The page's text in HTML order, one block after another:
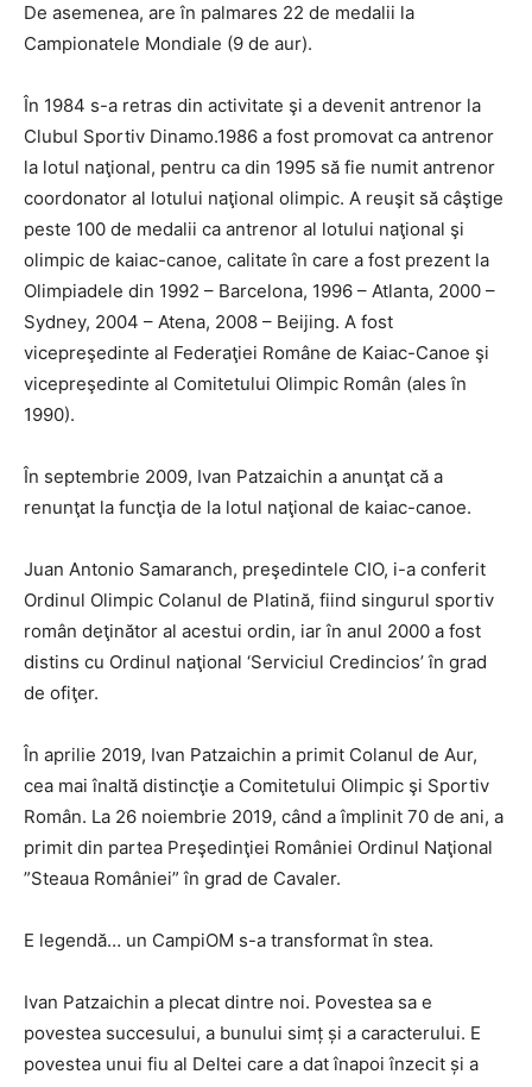
De asemenea, are în palmares 22 de medalii la
Campionatele Mondiale (9 de aur).
În 1984 s-a retras din activitate şi a devenit antrenor la
Clubul Sportiv Dinamo.1986 a fost promovat ca antrenor
la lotul naţional, pentru ca din 1995 să fie numit antrenor
coordonator al lotului naţional olimpic. A reuşit să câştige
peste 100 de medalii ca antrenor al lotului naţional şi
olimpic de kaiac-canoe, calitate în care a fost prezent la
Olimpiadele din 1992 – Barcelona, 1996 – Atlanta, 2000 –
Sydney, 2004 – Atena, 2008 – Beijing. A fost
vicepreşedinte al Federaţiei Române de Kaiac-Canoe şi
vicepreşedinte al Comitetului Olimpic Român (ales în
1990).
În septembrie 2009, Ivan Patzaichin a anunţat că a
renunţat la funcţia de la lotul naţional de kaiac-canoe.
Juan Antonio Samaranch, preşedintele CIO, i-a conferit
Ordinul Olimpic Colanul de Platină, fiind singurul sportiv
român deţinător al acestui ordin, iar în anul 2000 a fost
distins cu Ordinul naţional ‘Serviciul Credincios’ în grad
de ofiţer.
În aprilie 2019, Ivan Patzaichin a primit Colanul de Aur,
cea mai înaltă distincţie a Comitetului Olimpic şi Sportiv
Român. La 26 noiembrie 2019, când a împlinit 70 de ani, a
primit din partea Preşedinţiei României Ordinul Naţional
”Steaua României” în grad de Cavaler.
E legendă… un CampiOM s-a transformat în stea.
Ivan Patzaichin a plecat dintre noi. Povestea sa e
povestea succesului, a bunului simț și a caracterului. E
povestea unui fiu al Deltei care a dat înapoi înzecit și a